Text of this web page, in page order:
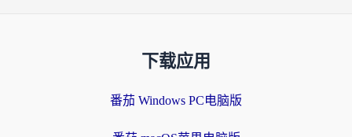
下载应用
番茄 Windows PC电脑版